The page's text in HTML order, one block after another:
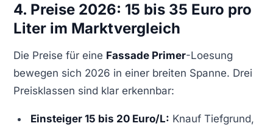
4. Preise 2026: 15 bis 35 Euro pro
Liter im Marktvergleich
Die Preise für eine Fassade Primer-Loesung
bewegen sich 2026 in einer breiten Spanne. Drei
Preisklassen sind klar erkennbar:
Einsteiger 15 bis 20 Euro/L: Knauf Tiefgrund,